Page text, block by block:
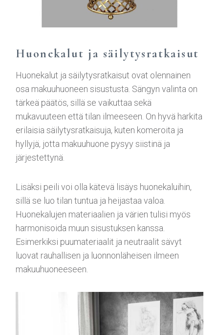
Huonekalut ja säilytysratkaisut
Huonekalut ja säilytysratkaisut ovat olennainen
osa makuuhuoneen sisustusta. Sängyn valinta on
tärkeä päätös, sillä se vaikuttaa sekä
mukavuuteen että tilan ilmeeseen. On hyvä harkita
erilaisia säilytysratkaisuja, kuten komeroita ja
hyllyjä, jotta makuuhuone pysyy siistinä ja
järjestettynä.
Lisäksi peili voi olla kätevä lisäys huonekaluihin,
sillä se luo tilan tuntua ja heijastaa valoa.
Huonekalujen materiaalien ja värien tulisi myös
harmonisoida muun sisustuksen kanssa.
Esimerkiksi puumateriaalit ja neutraalit sävyt
luovat rauhallisen ja luonnonläheisen ilmeen
makuuhuoneeseen.